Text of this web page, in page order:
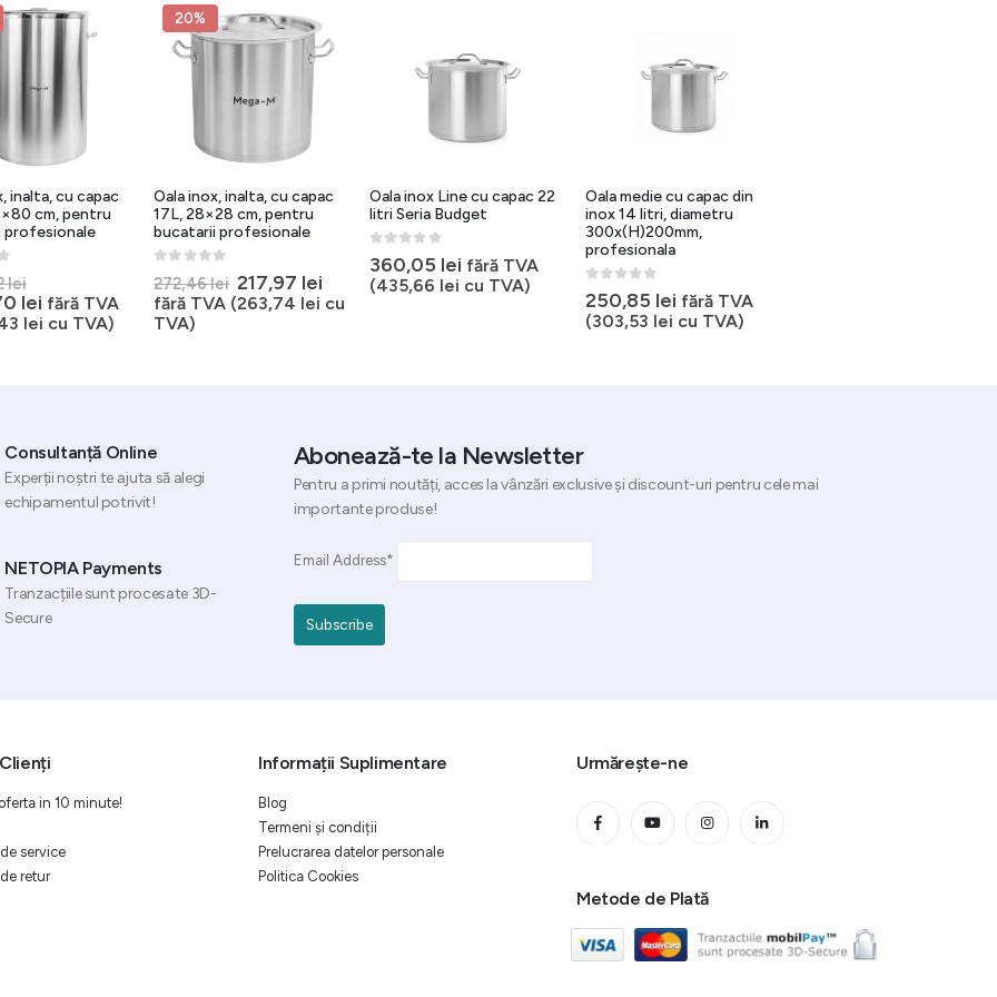
inalta, cu capac
cm, pentru
profesionale
lei
inițial
a
leiPrețul
curent
fără TVA
lei cu TVA)
20%
Oala inox, inalta, cu capac
17L, 28×28 cm, pentru
bucatarii profesionale
272,46lei Prețul
inițial
217,97 lei Prețul
curent
fără TVA (263,74 lei cu
TVA)
Oala inox Line cu capac 22
litri Seria Budget
0out of 5
360,05 lei fără TVA
(435,66 lei cu TVA)
Oala medie cu capac din
inox 14 litri, diametru
300x(H)200mm,
profesionala
0out of 5
250,85 lei fără TVA
(303,53 lei cu TVA)
Consultanță Online
Experții noștri te ajuta să alegi
echipamentul potrivit!
NETOPIA Payments
Tranzacțiile sunt procesate 3D-
Secure
Abonează-te la Newsletter
Pentru a primi noutăți, acces la vânzări exclusive și discount-uri pentru cele mai
importante produse!
Email Address*
in 10 minute!
service
retur
Informații Suplimentare
Blog
Termeni și condiții
Prelucrarea datelor personale
Politica Cookies
Urmărește-ne
Metode de Plată